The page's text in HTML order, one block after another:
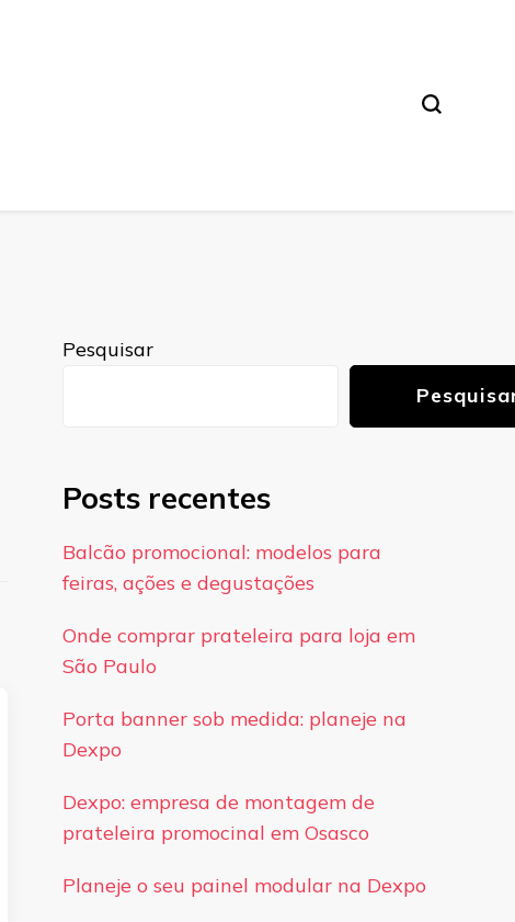
Pesquisar
Posts recentes
Balcão promocional: modelos para
feiras, ações e degustações
Onde comprar prateleira para loja em
São Paulo
Porta banner sob medida: planeje na
Dexpo
Dexpo: empresa de montagem de
prateleira promocinal em Osasco
Planeje o seu painel modular na Dexpo